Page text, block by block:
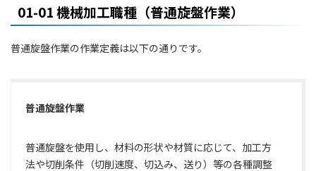
01-01 機械加工職種（普通旋盤作業）
普通旋盤作業の作業定義は以下の通りです。
普通旋盤作業
普通旋盤を使用し、材料の形状や材質に応じて、加工方
法や切削条件（切削速度、切込み、送り）等の各種調整